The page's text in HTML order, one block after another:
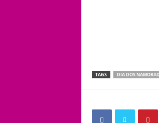
TAGS DIA DOS